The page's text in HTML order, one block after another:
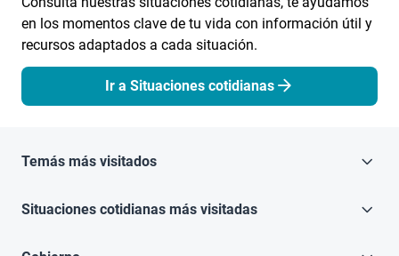
en los momentos clave de tu vida con información útil y
recursos adaptados a cada situación.
Ir a Situaciones cotidianas
Temás más visitados
Situaciones cotidianas más visitadas